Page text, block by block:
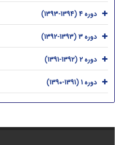
دوره 4 (1394-1393)
دوره 3 (1393-1392)
دوره 2 (1392-1391)
دوره 1 (1391-1390)